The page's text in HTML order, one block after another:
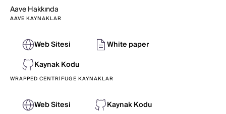
AaveHakkında
AAVE KAYNAKLAR
Web Sitesi
White paper
Kaynak Kodu
WRAPPED CENTRIFUGE KAYNAKLAR
Web Sitesi Kaynak Kodu